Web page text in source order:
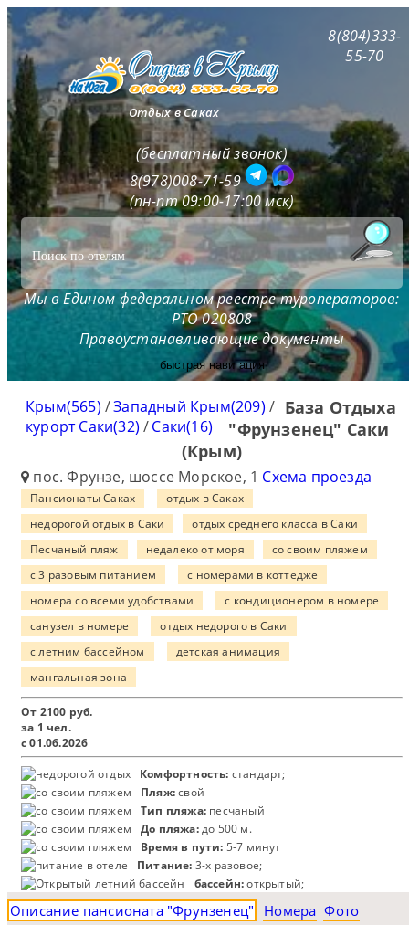
Отдых в Саках
8(804)333-
55-70
(бесплатный звонок)
8(978)008-71-59
(пн-пт 09:00-17:00 мск)
Мы в Едином федеральном реестре туроператоров:
РТО 020808
Правоустанавливающие документы
быстрая навигация
Крым(565) /Западный Крым(209) /
курорт Саки(32) /Саки(16)
База Отдыха
"Фрунзенец" Саки
(Крым)
пос. Фрунзе, шоссе Морское, 1 Схема проезда
Пансионаты Саках
отдых в Саках
недорогой отдых в Саки
отдых среднего класса в Саки
Песчаный пляж
недалеко от моря
со своим пляжем
с 3 разовым питанием
с номерами в коттедже
номера со всеми удобствами
с кондиционером в номере
санузел в номере
отдых недорого в Саки
с летним бассейном
детская анимация
мангальная зона
От 2100 руб.
за 1 чел.
с 01.06.2026
Комфортность: стандарт;
Пляж:свой
Тип пляжа: песчаный
До пляжа:до 500 м.
Время в пути: 5-7 минут
Питание: 3-х разовое;
бассейн:открытый;
Описание пансионата "Фрунзенец" Номера Фото